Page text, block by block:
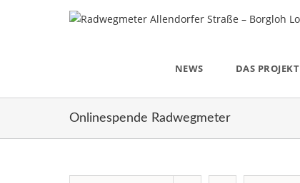
NEWS DAS PROJEKT
Onlinespende Radwegmeter